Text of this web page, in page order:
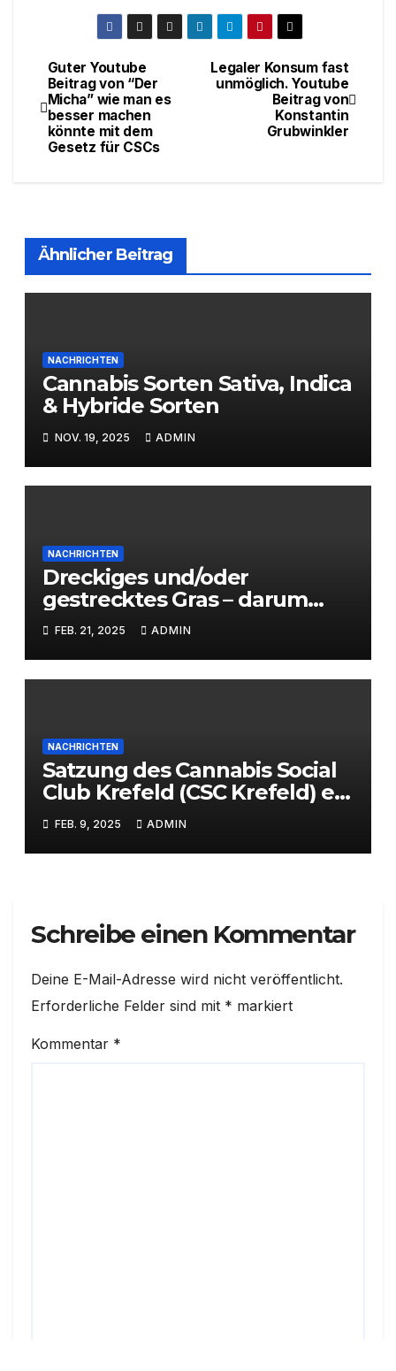
Beitragsnavigation
Legaler Konsum fast
unmöglich. Youtube
Beitrag von
Konstantin
Grubwinkler
Guter Youtube
Beitrag von “Der
Micha” wie man es
besser machen
könnte mit dem
Gesetz für CSCs
Ähnlicher Beitrag
NACHRICHTEN
Cannabis Sorten Sativa, Indica
& Hybride Sorten
NOV. 19, 2025 ADMIN
NACHRICHTEN
Dreckiges und/oder
gestrecktes Gras – darum
braucht es CSCs
FEB. 21, 2025 ADMIN
NACHRICHTEN
Satzung des Cannabis Social
Club Krefeld (CSC Krefeld) e.
V.FEB. 9, 2025 ADMIN
Schreibe einen Kommentar
Deine E-Mail-Adresse wird nicht veröffentlicht.
Erforderliche Felder sind mit * markiert
Kommentar *